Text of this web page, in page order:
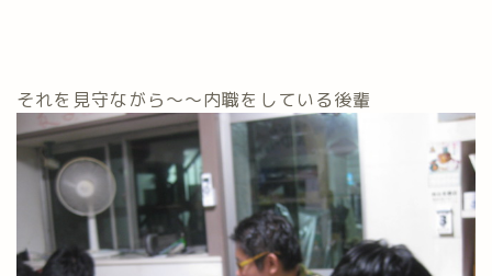
それを見守ながら～～内職をしている後輩